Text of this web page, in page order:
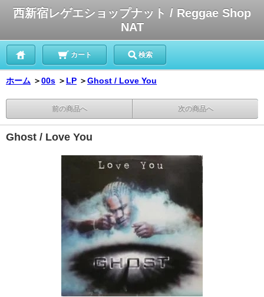
西新宿レゲエショップナット / Reggae Shop
NAT
カート 検索
ホーム ＞00s ＞ LP ＞Ghost / Love You
前の商品へ 次の商品へ
Ghost / Love You